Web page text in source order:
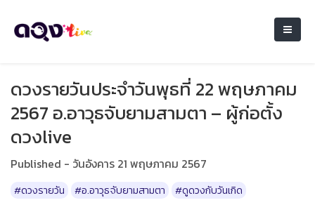
ดวงรายวันประจำวันพุธที่ 22 พฤษภาคม
2567 อ.อาวุธจับยามสามตา – ผู้ก่อตั้ง
ดวงlive
Published - วันอังคาร 21 พฤษภาคม 2567
#ดวงรายวัน #อ.อาวุธจับยามสามตา #ดูดวงกับวันเกิด